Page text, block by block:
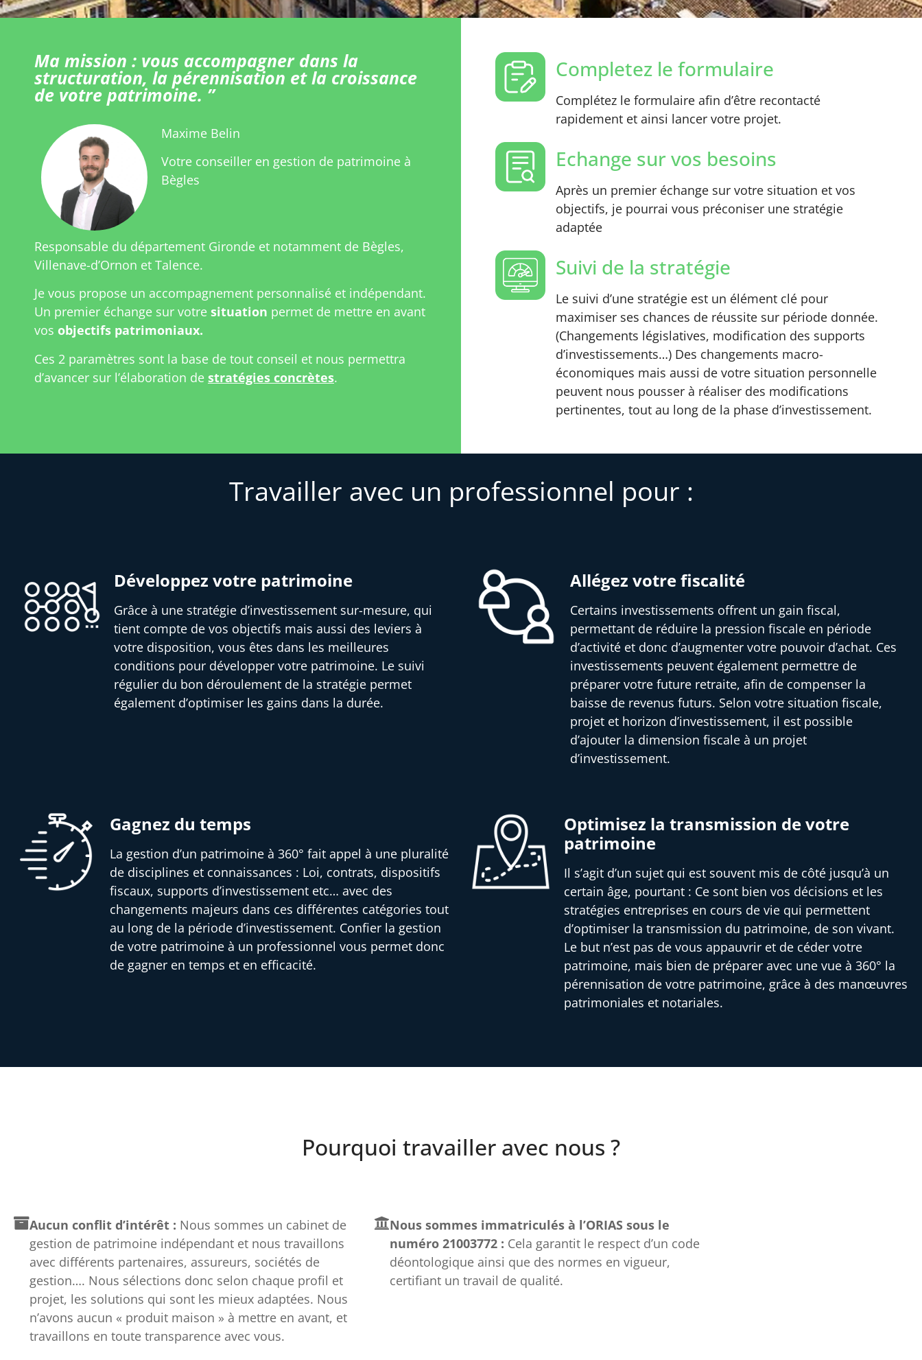
Ma mission : vous accompagner dans la
structuration, la pérennisation et la croissance
de votre patrimoine. ”
Maxime Belin
Votre conseiller en gestion de patrimoine à
Bègles
Responsable du département Gironde et notamment de Bègles,
Villenave-d’Ornon et Talence.
Je vous propose un accompagnement personnalisé et indépendant.
Un premier échange sur votre situation permet de mettre en avant
vos objectifs patrimoniaux.
Ces 2 paramètres sont la base de tout conseil et nous permettra
d’avancer sur l’élaboration de stratégies concrètes.
Completez le formulaire
Complétez le formulaire afin d’être recontacté
rapidement et ainsi lancer votre projet.
Echange sur vos besoins
Après un premier échange sur votre situation et vos
objectifs, je pourrai vous préconiser une stratégie
adaptée
Suivi de la stratégie
Le suivi d’une stratégie est un élément clé pour
maximiser ses chances de réussite sur période donnée.
(Changements législatives, modification des supports
d’investissements…) Des changements macro-
économiques mais aussi de votre situation personnelle
peuvent nous pousser à réaliser des modifications
pertinentes, tout au long de la phase d’investissement.
Travailler avec un professionnel pour :
Développez votre patrimoine
Grâce à une stratégie d’investissement sur-mesure, qui
tient compte de vos objectifs mais aussi des leviers à
votre disposition, vous êtes dans les meilleures
conditions pour développer votre patrimoine. Le suivi
régulier du bon déroulement de la stratégie permet
également d’optimiser les gains dans la durée.
Allégez votre fiscalité
Certains investissements offrent un gain fiscal,
permettant de réduire la pression fiscale en période
d’activité et donc d’augmenter votre pouvoir d’achat. Ces
investissements peuvent également permettre de
préparer votre future retraite, afin de compenser la
baisse de revenus futurs. Selon votre situation fiscale,
projet et horizon d’investissement, il est possible
d’ajouter la dimension fiscale à un projet
d’investissement.
Gagnez du temps
La gestion d’un patrimoine à 360° fait appel à une pluralité
de disciplines et connaissances : Loi, contrats, dispositifs
fiscaux, supports d’investissement etc… avec des
changements majeurs dans ces différentes catégories tout
au long de la période d’investissement. Confier la gestion
de votre patrimoine à un professionnel vous permet donc
de gagner en temps et en efficacité.
Optimisez la transmission de votre
patrimoine
Il s’agit d’un sujet qui est souvent mis de côté jusqu’à un
certain âge, pourtant : Ce sont bien vos décisions et les
stratégies entreprises en cours de vie qui permettent
d’optimiser la transmission du patrimoine, de son vivant.
Le but n’est pas de vous appauvrir et de céder votre
patrimoine, mais bien de préparer avec une vue à 360° la
pérennisation de votre patrimoine, grâce à des manœuvres
patrimoniales et notariales.
Pourquoi travailler avec nous ?
Aucun conflit d’intérêt : Nous sommes un cabinet de
gestion de patrimoine indépendant et nous travaillons
avec différents partenaires, assureurs, sociétés de
gestion…. Nous sélections donc selon chaque profil et
projet, les solutions qui sont les mieux adaptées. Nous
n’avons aucun « produit maison » à mettre en avant, et
travaillons en toute transparence avec vous.
Nous sommes immatriculés à l’ORIAS sous le
numéro 21003772 : Cela garantit le respect d’un code
déontologique ainsi que des normes en vigueur,
certifiant un travail de qualité.